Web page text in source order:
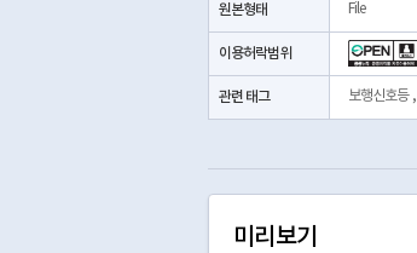
원본형태 File
이용허락범위
관련 태그 보행신호등,
미리보기